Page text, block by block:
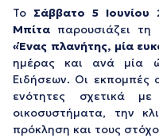
Το Σάββατο 5 Ιουνίου
Μπίτα παρουσιάζει τη
«Ένας πλανήτης, μία
ημέρας και ανά μία
Ειδήσεων. Οι εκπομπές
ενότητες σχετικά
οικοσυστήματα, την
πρόκληση και τους